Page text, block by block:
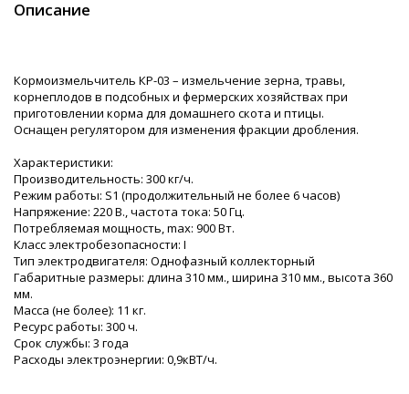
Описание
Кормоизмельчитель КР-03 – измельчение зерна, травы,
корнеплодов в подсобных и фермерских хозяйствах при
приготовлении корма для домашнего скота и птицы.
Оснащен регулятором для изменения фракции дробления.
Характеристики:
Производительность: 300 кг/ч.
Режим работы: S1 (продолжительный не более 6 часов)
Напряжение: 220 В., частота тока: 50 Гц.
Потребляемая мощность, max: 900 Вт.
Класс электробезопасности: I
Тип электродвигателя: Однофазный коллекторный
Габаритные размеры: длина 310 мм., ширина 310 мм., высота 360
мм.
Масса (не более): 11 кг.
Ресурс работы: 300 ч.
Срок службы: 3 года
Расходы электроэнергии: 0,9кВТ/ч.